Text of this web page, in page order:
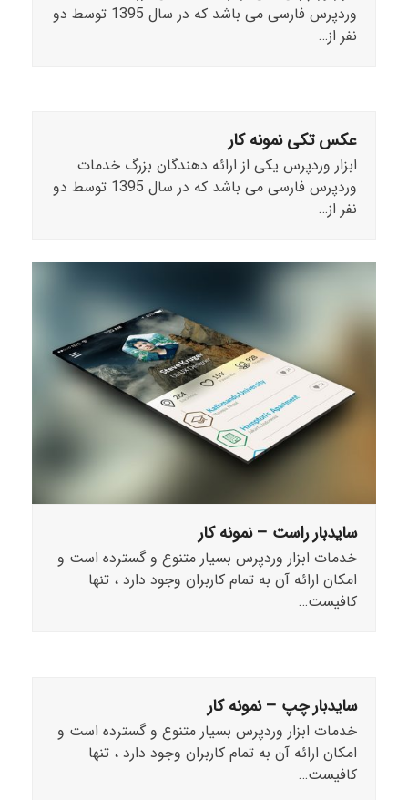
وردپرس فارسی می باشد که در سال 1395 توسط دو
نفر از…
عکس تکی نمونه کار
ابزار وردپرس یکی از ارائه دهندگان بزرگ خدمات
وردپرس فارسی می باشد که در سال 1395 توسط دو
نفر از…
سایدبار راست – نمونه کار
خدمات ابزار وردپرس بسیار متنوع و گسترده است و
امکان ارائه آن به تمام کاربران وجود دارد ، تنها
کافیست…
سایدبار چپ – نمونه کار
خدمات ابزار وردپرس بسیار متنوع و گسترده است و
امکان ارائه آن به تمام کاربران وجود دارد ، تنها
کافیست…